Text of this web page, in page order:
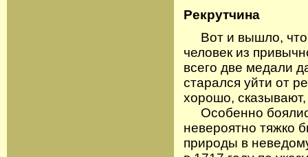
Рекрутчина
Вот и вышло, что
человек из
всего две медали
старался уйти от
хорошо,
Особенно
невероятно тяжко
природы в